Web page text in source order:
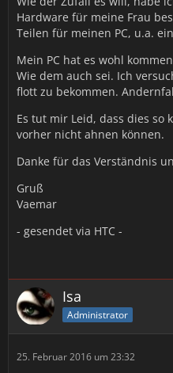
Hardware für meine Frau
Teilen für meinen PC, u.a.
Mein PC hat es wohl
Wie dem auch sei. Ich
flott zu bekommen.
Es tut mir Leid, dass dies so
vorher nicht ahnen können.
Danke für das Verständnis
Gruß
Vaemar
- gesendet via HTC -
Isa
Administrator
25. Februar 2016 um 23:32